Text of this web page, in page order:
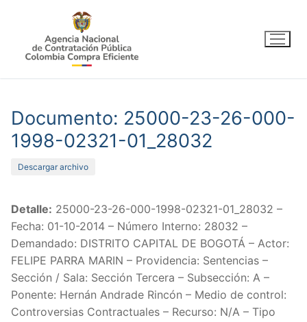
contenido
Documento: 25000-23-26-000-
1998-02321-01_28032
Descargar archivo
Detalle: 25000-23-26-000-1998-02321-01_28032 –
Fecha: 01-10-2014 – Número Interno: 28032 –
Demandado: DISTRITO CAPITAL DE BOGOTÁ – Actor:
FELIPE PARRA MARIN – Providencia: Sentencias –
Sección / Sala: Sección Tercera – Subsección: A –
Ponente: Hernán Andrade Rincón – Medio de control:
Controversias Contractuales – Recurso: N/A – Tipo